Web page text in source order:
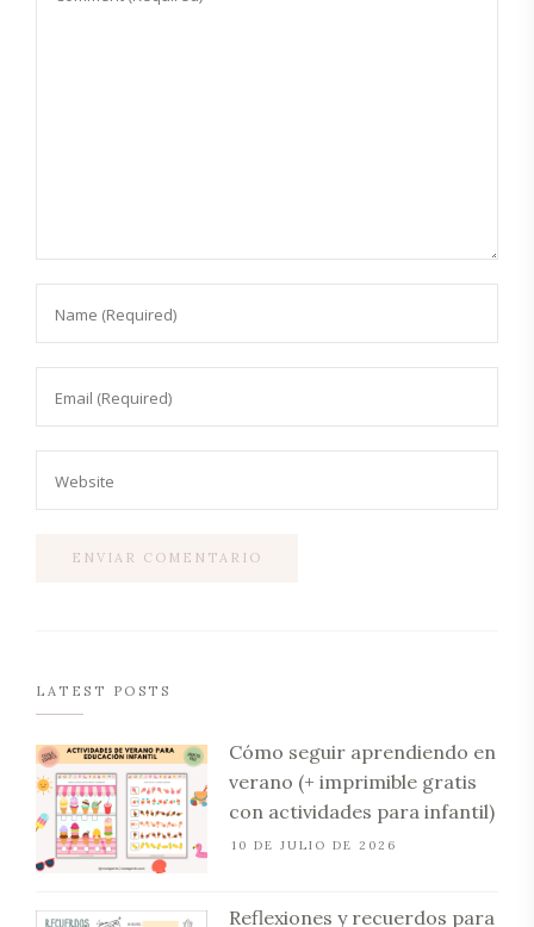
LATEST POSTS
Cómo seguir aprendiendo en
verano (+ imprimible gratis
con actividades para infantil)
10 DE JULIO DE 2026
Reflexiones y recuerdos para